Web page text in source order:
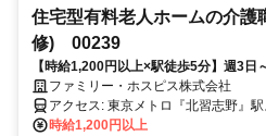
住宅型有料老人ホームの介護
修) 00239
【時給1,200円以上×駅徒歩5分】週3
ト/2025年秋に新開設！船橋ハウス
ファミリー・ホスピス株式会社
アクセス: 東京メトロ『北習志野』駅より徒歩13分 京成電鉄『習志
野』駅より徒歩5分 東葉高速鉄道『
時給1,200円以上